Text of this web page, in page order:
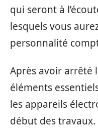
qui seront à
lesquels vous
personnalité
Après avoir arrêté
éléments
les appareils
début des